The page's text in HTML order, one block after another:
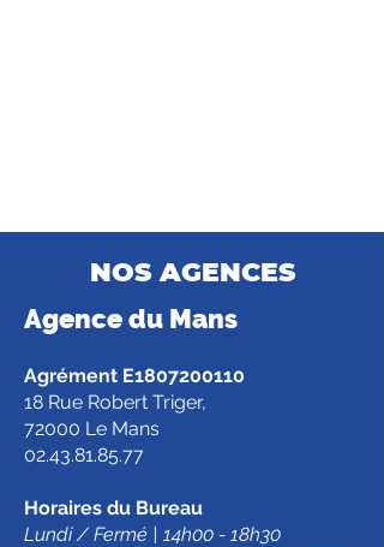
NOS AGENCES
Agence du Mans
Agrément E1807200110
18 Rue Robert Triger,
72000 Le Mans
02.43.81.85.77
Horaires du Bureau
Lundi / Fermé | 14h00 - 18h30